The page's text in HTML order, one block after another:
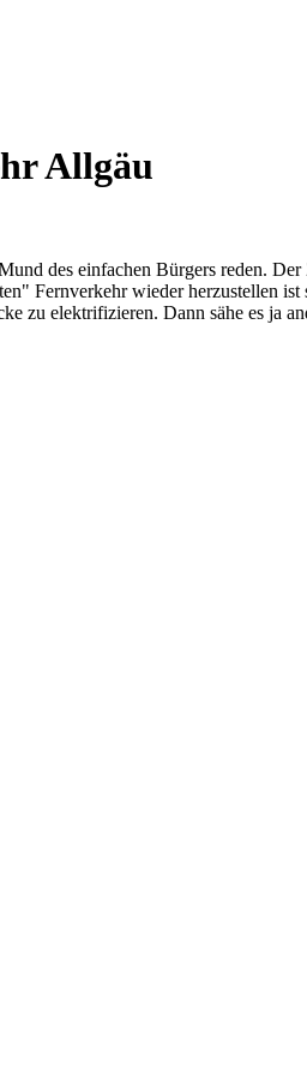
Allgäu
des einfachen Bürgers reden.
Fernverkehr wieder herzustellen ist
zu elektrifizieren. Dann sähe es